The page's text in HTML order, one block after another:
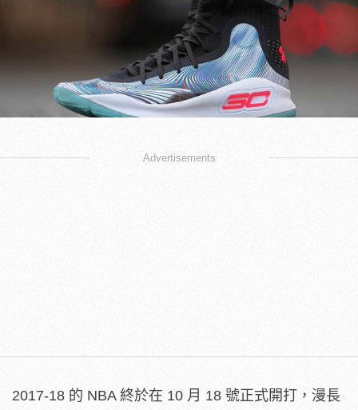
Advertisements
2017-18 的 NBA 終於在 10 月 18 號正式開打，漫長